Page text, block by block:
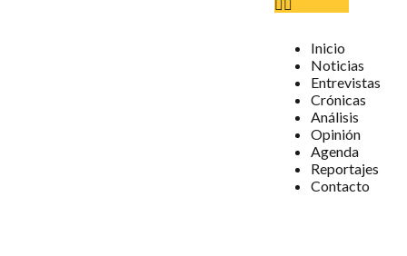
Inicio
Noticias
Entrevistas
Crónicas
Análisis
Opinión
Agenda
Reportajes
Contacto